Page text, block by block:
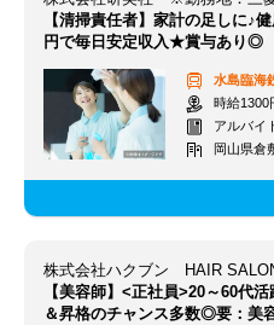
【清掃責任者】家計の足しに♪
円で毎日安定収入★賞与あり◎
水島臨海
時給1300
アルバイ
岡山県倉
【美容師】<正社員>20～60代
＆昇格のチャンス多数◎要：美